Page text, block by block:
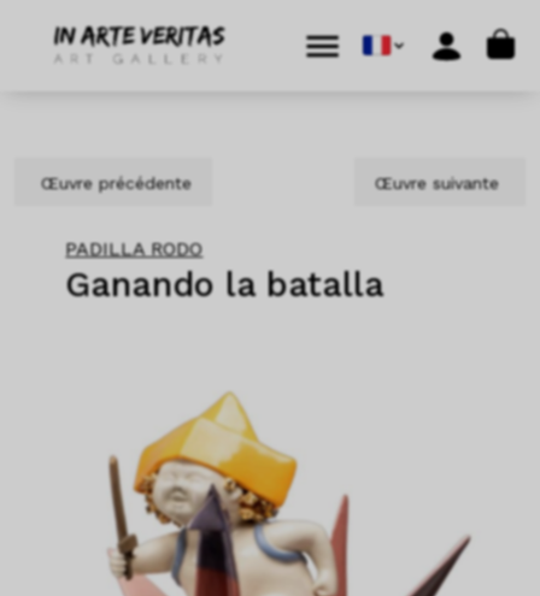
Cart
Œuvre précédente Œuvre suivante
PADILLA RODO
Ganando la batalla